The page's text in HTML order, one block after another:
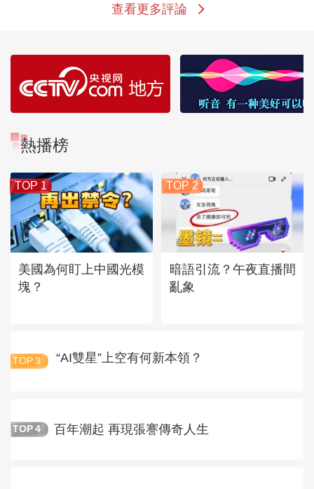
查看更多評論
熱播榜
TOP 1
美國為何盯上中國光模
塊？
TOP 2
暗語引流？午夜直播間
亂象
TOP 3 “AI雙星”上空有何新本領？
TOP 4 百年潮起 再現張謇傳奇人生